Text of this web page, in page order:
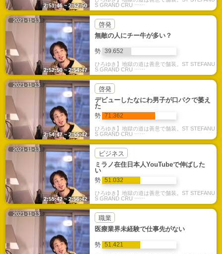
S GRAND CRU ⋯⋯
2:51:46 ~ 2:52:50
2021-11-13
啓発
無敵の人にチー牛が多い？
勢 39.652
ひろゆき】地獄の道は善意で舗装。ST STEFANU
S GRAND CRU ⋯⋯
2:52:50 ~ 2:54:47
2021-11-13
啓発
デビューしたなにわ男子が口パクで萎え
た
勢 71.362
ひろゆき】地獄の道は善意で舗装。ST STEFANU
S GRAND CRU ⋯⋯
2:54:47 ~ 2:55:42
2021-11-13
ビジネス
ミラノ在住日本人YouTubeで伸ばした
い
勢 51.032
ひろゆき】地獄の道は善意で舗装。ST STEFANU
S GRAND CRU ⋯⋯
2:55:42 ~ 2:56:42
2021-11-13
職業
医療業界未経験で仕事先がない
勢 51.421